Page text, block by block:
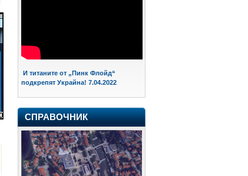
И титаните от „Пинк Флойд“
подкрепят Украйна! 7.04.2022
СПРАВОЧНИК